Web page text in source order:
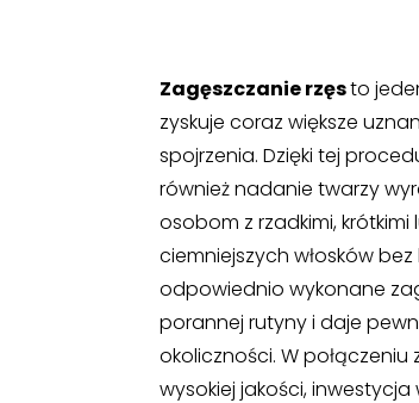
Zagęszczanie rzęsto
zyskuje coraz większe
spojrzenia. Dzięki tej
również nadanie twarzy
osobom z rzadkimi,
ciemniejszych włosków
odpowiednio wykonane
porannej rutyny i daje
okoliczności. W
wysokiej jakości,